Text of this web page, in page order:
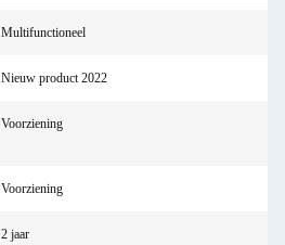
Multifunctioneel
Nieuw product 2022
Voorziening
Voorziening
2 jaar